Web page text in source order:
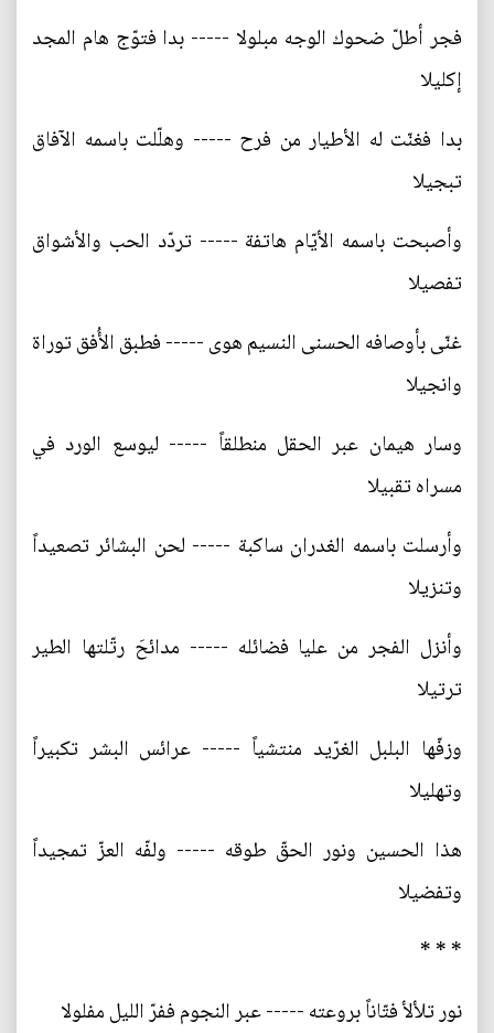
فجر أطلّ ضحوك الوجه مبلولا ----- بدا فتوّج هام المجد
إكليلا
بدا فغنّت له الأطيار من فرح ----- وهلّلت باسمه الآفاق
تبجيلا
وأصبحت باسمه الأيّام هاتفة ----- تردّد الحب والأشواق
تفصيلا
غنّى بأوصافه الحسنى النسيم هوى ----- فطبق الأُفق توراة
وانجيلا
وسار هيمان عبر الحقل منطلقاً ----- ليوسع الورد في
مسراه تقبيلا
وأرسلت باسمه الغدران ساكبة ----- لحن البشائر تصعيداً
وتنزيلا
وأنزل الفجر من عليا فضائله ----- مدائحَ رتّلتها الطير
ترتيلا
وزفّها البلبل الغرّيد منتشياً ----- عرائس البشر تكبيراً
وتهليلا
هذا الحسين ونور الحقّ طوقه ----- ولفّه العزّ تمجيداً
وتفضيلا
* * *
نور تلألأ فتّاناً بروعته ----- عبر النجوم ففرّ الليل مفلولا